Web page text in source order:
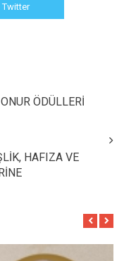
Twitter
ÖDÜLLERİ
HAFIZA VE